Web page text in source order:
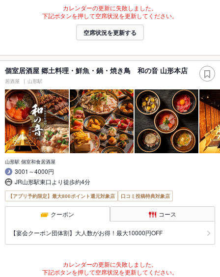
カレンダーの更新に失敗しました。
下記ボタンを押して空席状況を更新してください。
空席状況を更新する
個室居酒屋 郷土料理・鮮魚・鍋・焼き鳥 和の音 山形本店
居酒屋 山形駅
山形駅 個室和食居酒屋
3001～4000円
JR山形駅東口より徒歩約4分
【アプリ予約限定】最大800ポイント還元対象店 口コミ投稿特典対象店
クーポン コース
【宴会クーポン団体割】大人数がお得！最大10000円OFF
カレンダーの更新に失敗しました。
下記ボタンを押して空席状況を更新してください。